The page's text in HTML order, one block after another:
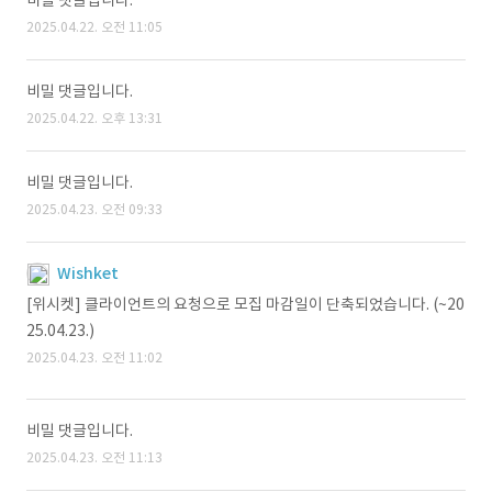
2025.04.22. 오전 11:05
비밀 댓글입니다.
2025.04.22. 오후 13:31
비밀 댓글입니다.
2025.04.23. 오전 09:33
Wishket
[위시켓] 클라이언트의 요청으로 모집 마감일이 단축되었습니다. (~20
25.04.23.)
2025.04.23. 오전 11:02
비밀 댓글입니다.
2025.04.23. 오전 11:13